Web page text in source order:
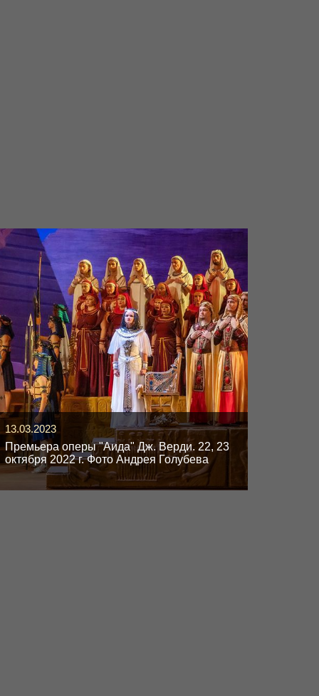
13.03.2023
Премьера оперы "Аида" Дж. Верди. 22, 23
октября 2022 г. Фото Андрея Голубева